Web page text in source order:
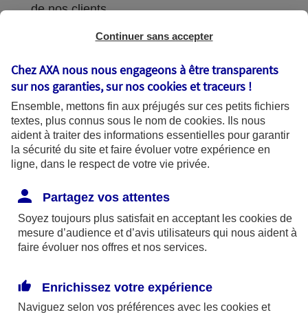
de nos clients.
L'utilisation de vos données
AXA France utilise vos données dans le
cadre de finalités se fondant sur les bases
Bases légales
Finalités
Continuer sans accepter
Chez AXA nous nous engageons à être transparents
sur nos garanties, sur noscookies et traceurs !
Ensemble, mettons fin aux préjugés sur ces petits fichiers
textes, plus connus sous le nom de cookies. Ils nous
aident à traiter des informations essentielles pour garantir
la sécurité du site et faire évoluer votre expérience en
ligne, dans le respect de votre vie privée.
Partagez vos attentes
Soyez toujours plus satisfait en acceptant les cookies de
mesure d’audience et d’avis utilisateurs qui nous aident à
faire évoluer nos offres et nos services.
Enrichissez votre expérience
Naviguez selon vos préférences avec les cookies et